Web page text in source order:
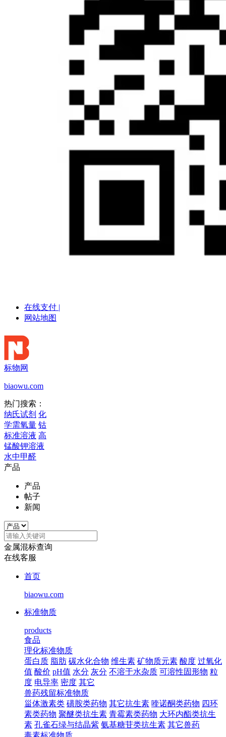
在线支付 |
网站地图
标物网
biaowu.com
热门搜索：
纳氏试剂 化
学需氧量 钴
标准溶液 高
锰酸钾溶液
水中甲醛
产品
产品
帖子
新闻
金属混标查询
在线客服
首页
biaowu.com
标准物质
products
食品
理化标准物质
蛋白质 脂肪 碳水化合物 维生素 矿物质元素 酸度 过氧化
值 酸价 pH值 水分 灰分 不溶于水杂质 可溶性固形物 粒
度 电导率 密度 其它
兽药残留标准物质
甾体激素类 磺胺类药物 其它抗生素 喹诺酮类药物 四环
素类药物 聚醚类抗生素 青霉素类药物 大环内酯类抗生
素 孔雀石绿与结晶紫 氨基糖苷类抗生素 其它兽药
毒素标准物质